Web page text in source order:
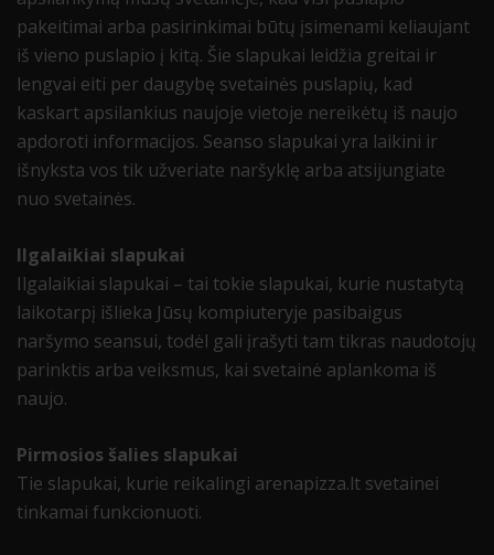
pakeitimai arba pasirinkimai būtų įsimenami keliaujant
iš vieno puslapio į kitą. Šie slapukai leidžia greitai ir
lengvai eiti per daugybę svetainės puslapių, kad
kaskart apsilankius naujoje vietoje nereikėtų iš naujo
apdoroti informacijos. Seanso slapukai yra laikini ir
išnyksta vos tik užveriate naršyklę arba atsijungiate
nuo svetainės.
Ilgalaikiai slapukai
Ilgalaikiai slapukai – tai tokie slapukai, kurie nustatytą
laikotarpį išlieka Jūsų kompiuteryje pasibaigus
naršymo seansui, todėl gali įrašyti tam tikras naudotojų
parinktis arba veiksmus, kai svetainė aplankoma iš
naujo.
Pirmosios šalies slapukai
Tie slapukai, kurie reikalingi arenapizza.lt svetainei
tinkamai funkcionuoti.